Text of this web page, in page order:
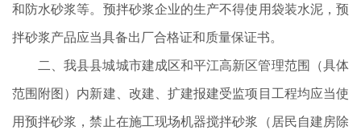
和防水砂浆等。预拌砂浆企业的生产不得使用袋装水泥，预
拌砂浆产品应当具备出厂合格证和质量保证书。
二、我县县城城市建成区和平江高新区管理范围（具体
范围附图）内新建、改建、扩建报建受监项目工程均应当使
用预拌砂浆，禁止在施工现场机器搅拌砂浆（居民自建房除